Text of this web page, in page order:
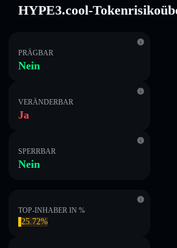
HYPE3.cool-
PRÄGBAR
Nein
VERÄNDERBAR
Ja
SPERRBAR
Nein
TOP-INHABER IN %
25.72%